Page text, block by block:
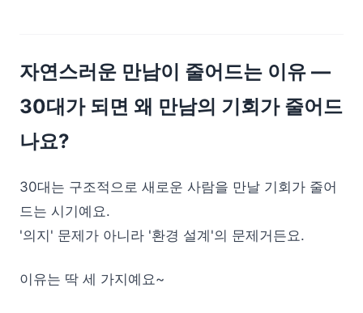
자연스러운 만남이 줄어드는 이유 —
30대가 되면 왜 만남의 기회가 줄어드
나요?
30대는 구조적으로 새로운 사람을 만날 기회가 줄어
드는 시기예요.
'의지' 문제가 아니라 '환경 설계'의 문제거든요.
이유는 딱 세 가지예요~